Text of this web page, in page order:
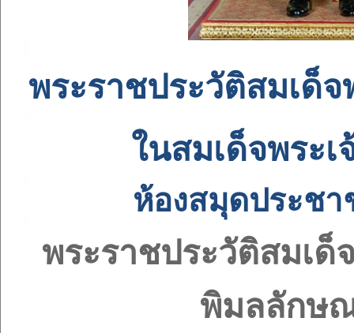
พระราชประวัติสมเด็
ในสมเด็จพระ
ห้องสมุดประชา
พระราชประวัติสมเด็
พิมลลักษ